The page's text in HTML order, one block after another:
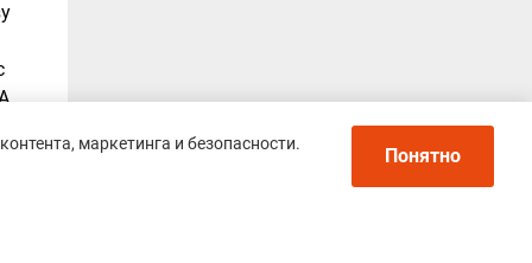
маркетинга и безопасности.
Понятно